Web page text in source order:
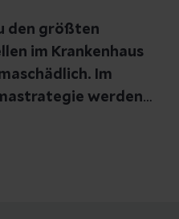
den größten
im Krankenhaus
Im
werden
2025 alle